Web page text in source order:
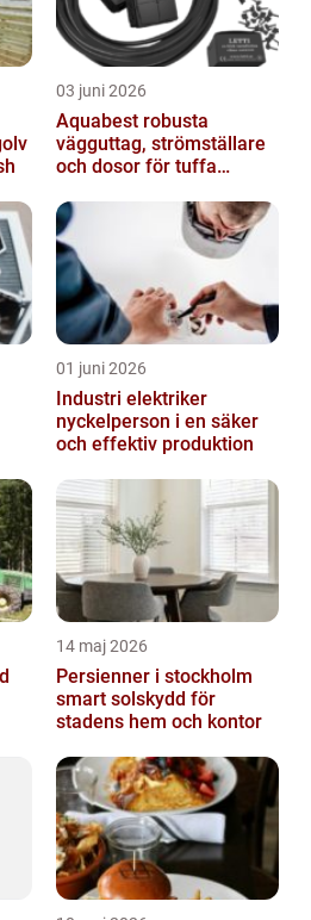
03 juni 2026
Aquabest robusta
vägguttag, strömställare
och dosor för tuffa
01 juni 2026
Industri elektriker
nyckelperson i en säker
och effektiv produktion
14 maj 2026
Persienner i stockholm
smart solskydd för
stadens hem och kontor